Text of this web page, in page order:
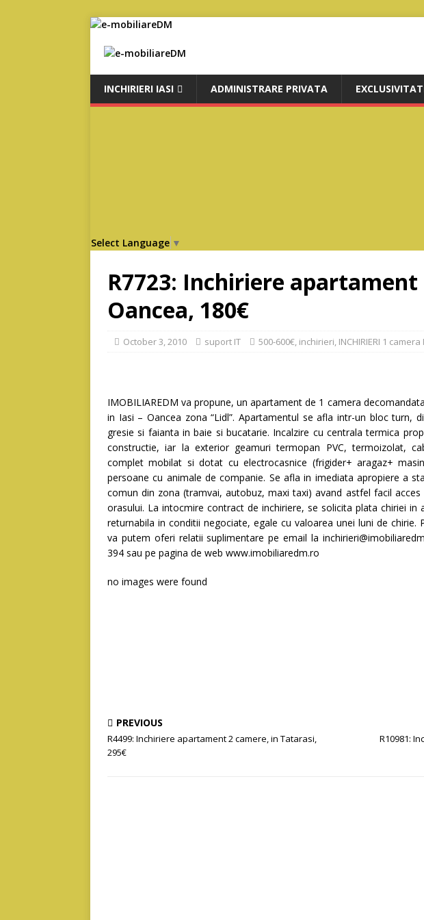
INCHIRIERI IASI ADMINISTRARE PRIVATA
Select Language ▼
R7723: Inchiriere apartament
Oancea, 180€
October 3, 2010 suport IT 500-600€, inchirieri, INCHIRIERI 1 camera
IMOBILIAREDM va propune, un apartament de 1 camera
in Iasi – Oancea zona “Lidl”. Apartamentul se afla intr-un bloc turn,
gresie si faianta in baie si bucatarie. Incalzire cu centrala termica
constructie, iar la exterior geamuri termopan PVC, termoizolat,
complet mobilat si dotat cu electrocasnice (frigider+ aragaz+
persoane cu animale de companie. Se afla in imediata apropiere a
comun din zona (tramvai, autobuz, maxi taxi) avand astfel facil
orasului. La intocmire contract de inchiriere, se solicita plata chiriei in
returnabila in conditii negociate, egale cu valoarea unei luni de
va putem oferi relatii suplimentare pe email la
394 sau pe pagina de web www.imobiliaredm.ro
no images were found
PREVIOUS
R4499: Inchiriere apartament 2 camere, in Tatarasi,
295€
R10981: